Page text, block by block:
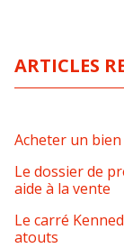
ARTICLES
Acheter un
Le dossier de
aide à la vente
Le carré
atouts